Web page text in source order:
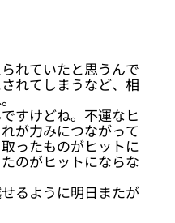
れていたと思うんで
れてしまうなど、相
すけどね。不運なヒ
が力みにつながって
ったものがヒットに
のがヒットにならな
るように明日またが